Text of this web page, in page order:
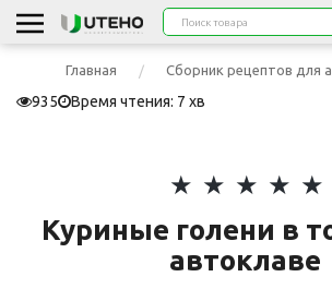
Главная Сборник рецептов для
935 Время чтения: 7 хв
Куриные голени в
автоклаве